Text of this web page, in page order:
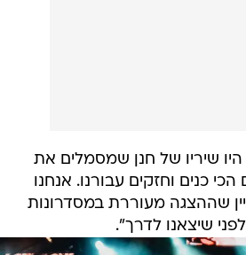
שיריו של חנן שמסמלים את
כנים וחזקים עבורנו. אנחנו
שההצגה מעוררת במסדרונות
שיצאנו לדרך".